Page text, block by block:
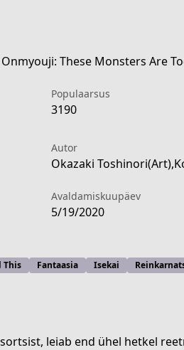
world-manga
Populaarsus
3190
Autor
Okazaki
Avaldamiskuupäev
5/19/2020
This Fantaasia Isekai
leiab end ühel hetkel